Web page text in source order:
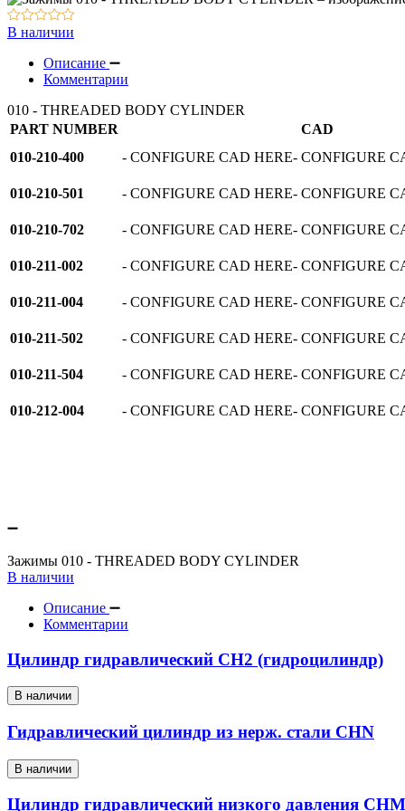
Оборудование для смазки и обдува
В наличии
Описание
Комментарии
010 - THREADED BODY CYLINDER
PART NUMBER
CAD
010-210-400
- CONFIGURE CAD HERE- CONFIGURE
010-210-501
- CONFIGURE CAD HERE- CONFIGURE
010-210-702
- CONFIGURE CAD HERE- CONFIGURE
010-211-002
- CONFIGURE CAD HERE- CONFIGURE
010-211-004
- CONFIGURE CAD HERE- CONFIGURE
010-211-502
- CONFIGURE CAD HERE- CONFIGURE
010-211-504
- CONFIGURE CAD HERE- CONFIGURE
010-212-004
- CONFIGURE CAD HERE- CONFIGURE
Зажимы 010 - THREADED BODY CYLINDER
В наличии
Описание
Комментарии
Цилиндр гидравлический CH2 (гидроцилиндр)
В наличии
Гидравлический цилиндр из нерж. стали CHN
В наличии
Цилиндр гидравлический низкого давления CHM